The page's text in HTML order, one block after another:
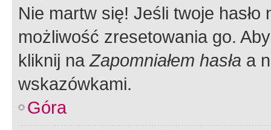
Nie martw się! Jeśli twoje
możliwość zresetowania go.
kliknij naZapomniałem hasła a
wskazówkami.
Góra